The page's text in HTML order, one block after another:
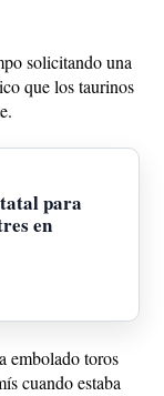
solicitando una
que los taurinos
para
en
embolado toros
cuando estaba